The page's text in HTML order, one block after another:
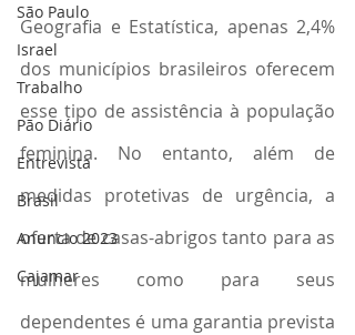
São Paulo
Israel
Trabalho
Pão Diário
Entrevista
Brasil
Anuncio 2023
Cajamar
Geografia e Estatística, apenas 2,4%
dos municípios brasileiros oferecem
esse tipo de assistência à população
feminina. No entanto, além de
medidas protetivas de urgência, a
oferta de casas-abrigos tanto para as
mulheres como para seus
dependentes é uma garantia prevista